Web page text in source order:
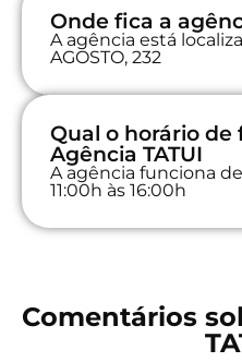
Onde fica a
A agência está
AGOSTO, 232
Qual o horário
Agência TATUI
A agência funciona
11:00h às 16:00h
Comentários